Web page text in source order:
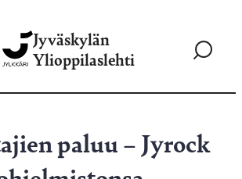
Jyväskylän
Ylioppilaslehti
Siirry
paluu – Jyrock